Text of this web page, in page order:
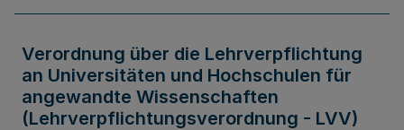
Verordnung über die Lehrverpflichtung
an Universitäten und Hochschulen für
angewandte Wissenschaften
(Lehrverpflichtungsverordnung - LVV)